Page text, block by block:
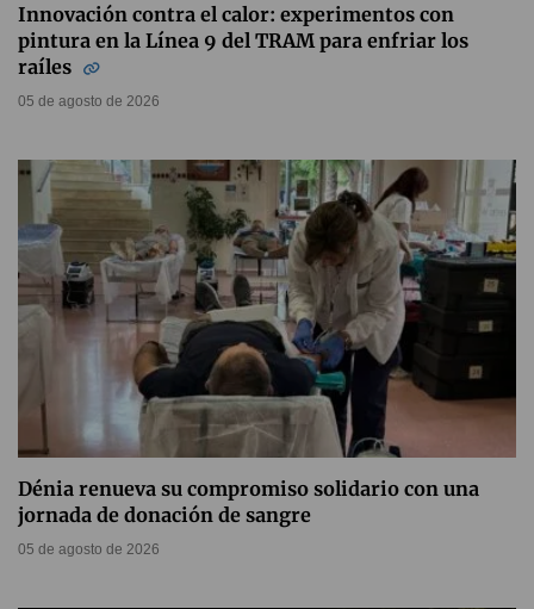
Innovación contra el calor: experimentos con
pintura en la Línea 9 del TRAM para enfriar los
raíles
05 de agosto de 2026
Dénia renueva su compromiso solidario con una
jornada de donación de sangre
05 de agosto de 2026